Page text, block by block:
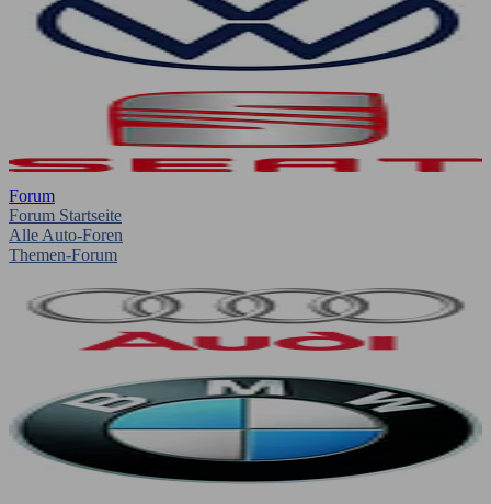
Forum
Forum Startseite
Alle Auto-Foren
Themen-Forum